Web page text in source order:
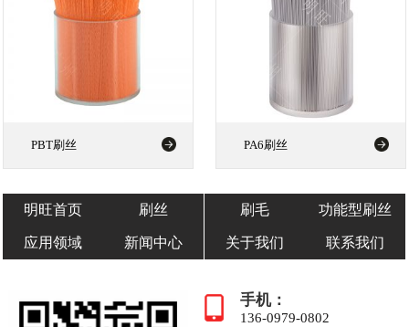
PBT刷丝 PA6刷丝
明旺首页 刷丝 刷毛 功能型刷丝
应用领域 新闻中心 关于我们 联系我们
手机：
136-0979-0802